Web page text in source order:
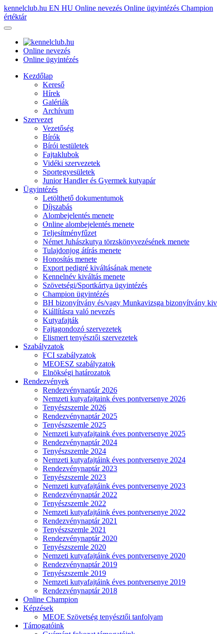
kennelclub.hu EN HU Online nevezés Online ügyintézés Champion
értéktár
Online nevezés
Online ügyintézés
Kezdőlap
Kereső
Hírek
Galériák
Archívum
Szervezet
Vezetőség
Bírók
Bírói testületek
Fajtaklubok
Vidéki szervezetek
Sportegyesületek
Junior Handler és Gyermek kutyapár
Ügyintézés
Letölthető dokumentumok
Díjszabás
Alombejelentés menete
Online alombejelentés menete
Teljesítményfűzet
Német Juhászkutya törzskönyvezésének menete
Tulajdonjog átírás menete
Honosítás menete
Export pedigré kiváltásának menete
Kennelnév kiváltás menete
Szövetségi/Sportkártya ügyintézés
Champion ügyintézés
BH bizonyítvány és/vagy Munkavizsga bizonyítvány
Kiállításra való nevezés
Kutyafajták
Fajtagondozó szervezetek
Elismert tenyésztői szervezetek
Szabályzatok
FCI szabályzatok
MEOESZ szabályzatok
Elnökségi határozatok
Rendezvények
Rendezvénynaptár 2026
Nemzeti kutyafajtaink éves pontversenye 2026
Tenyészszemle 2026
Rendezvénynaptár 2025
Tenyészszemle 2025
Nemzeti kutyafajtaink éves pontversenye 2025
Rendezvénynaptár 2024
Tenyészszemle 2024
Nemzeti kutyafajtáink éves pontversenye 2024
Rendezvénynaptár 2023
Tenyészszemle 2023
Nemzeti kutyafajtáink éves pontversenye 2023
Rendezvénynaptár 2022
Tenyészszemle 2022
Nemzeti kutyafajtáink éves pontversenye 2022
Rendezvénynaptár 2021
Tenyészszemle 2021
Rendezvénynaptár 2020
Tenyészszemle 2020
Nemzeti kutyafajtáink éves pontversenye 2020
Rendezvénynaptár 2019
Tenyészszemle 2019
Nemzeti kutyafajtáink éves pontversenye 2019
Rendezvénynaptár 2018
Online Champion
Képzések
MEOE Szövetség tenyésztői tanfolyam
Támogatóink